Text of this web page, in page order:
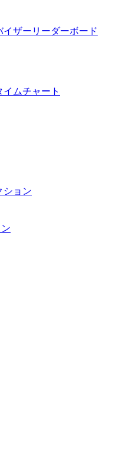
ザーリーダーボード
ムチャート
ション